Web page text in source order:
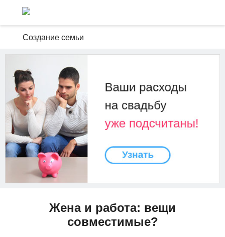
Создание семьи
Жена и работа: вещи
совместимые?